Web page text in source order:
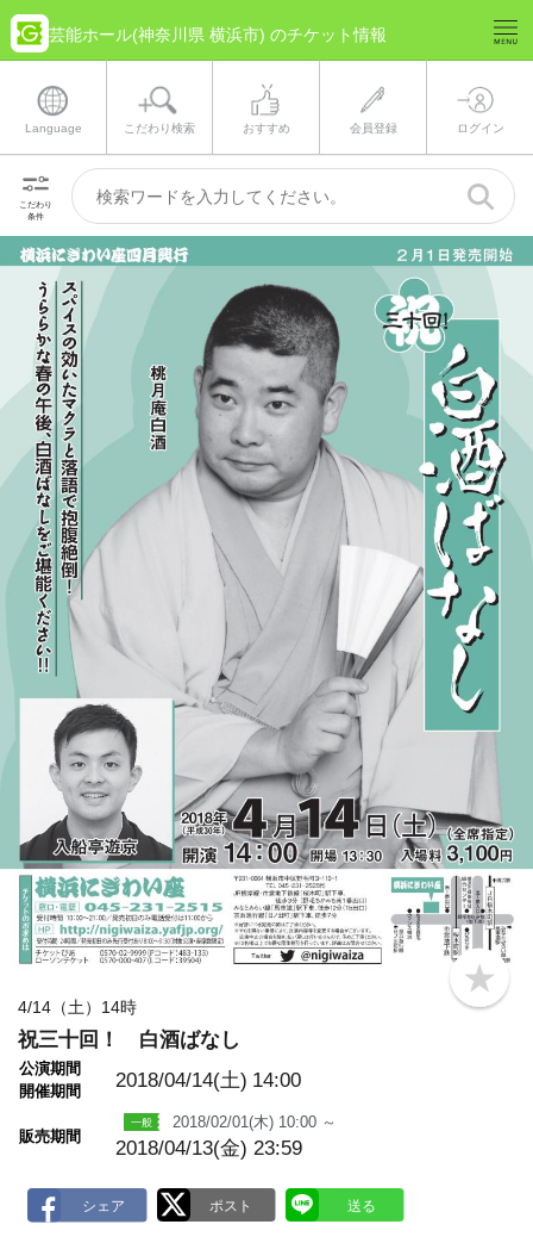
芸能ホール(神奈川県 横浜市) のチケット情報
Language こだわり検索 おすすめ 会員登録 ログイン
こだわり
条件
b
o
4/14（土）14時
祝三十回！ 白酒ばなし
公演期間
開催期間
2018/04/14(土) 14:00
販売期間
2018/02/01(木) 10:00 ～
2018/04/13(金) 23:59